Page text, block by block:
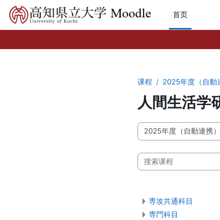
跳到主要内容
首页
课程 2025年度（自動
人間生活
课程类别
搜索课程
専攻共通科目
専門科目